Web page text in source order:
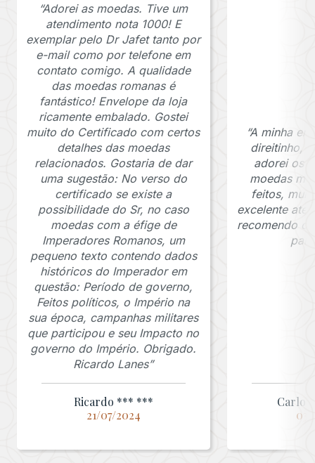
“Adorei as moedas. Tive um
atendimento nota 1000! E
exemplar pelo Dr Jafet tanto por
e-mail como por telefone em
contato comigo. A qualidade
das moedas romanas é
fantástico! Envelope da loja
ricamente embalado. Gostei
muito do Certificado com certos
detalhes das moedas
relacionados. Gostaria de dar
uma sugestão: No verso do
certificado se existe a
possibilidade do Sr, no caso
moedas com a éfige de
Imperadores Romanos, um
pequeno texto contendo dados
históricos do Imperador em
questão: Período de governo,
Feitos políticos, o Império na
sua época, campanhas militares
que participou e seu Impacto no
governo do Império. Obrigado.
Ricardo Lanes”
Ricardo *** ***
21/07/2024
“A minha
direitinho,
adorei os
moedas
feitos,
excelente
recomendo o
03/